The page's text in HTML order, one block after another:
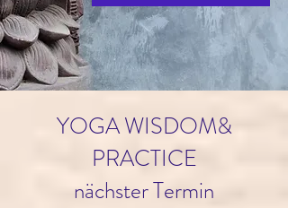
YOGA WISDOM&
PRACTICE
nächster Termin